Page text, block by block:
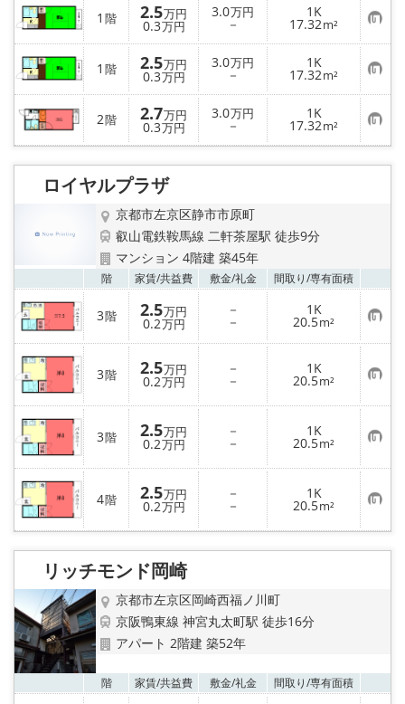
1 階 2.5万円
0.3万円
3.0万円
－
1K
17.32m² お
気
に
入
り
登
録
1 階 2.5万円
0.3万円
3.0万円
－
1K
17.32m² お
気
に
入
り
登
録
2階 2.7万円
0.3万円
3.0万円
－
1K
17.32m² お
気
に
入
ロイヤルプラザ
京都市左京区静市市原町
叡山電鉄鞍馬線 二軒茶屋駅 徒歩9分
マンション 4階建 築45年
階 家賃/共益費 敷金/礼金 間取り/専有面積
3階 2.5万円
0.2万円
－
－
1K
20.5m² お
気
に
入
り
登
録
3階 2.5万円
0.2万円
－
－
1K
20.5m² お
気
に
入
り
登
録
3階 2.5万円
0.2万円
－
－
1K
20.5m² お
気
に
入
り
登
録
4階 2.5万円
0.2万円
－
－
1K
20.5m² お
気
に
り
リッチモンド岡崎
京都市左京区岡崎西福ノ川町
京阪鴨東線 神宮丸太町駅 徒歩16分
アパート 2階建 築52年
階 家賃/共益費 敷金/礼金 間取り/専有面積